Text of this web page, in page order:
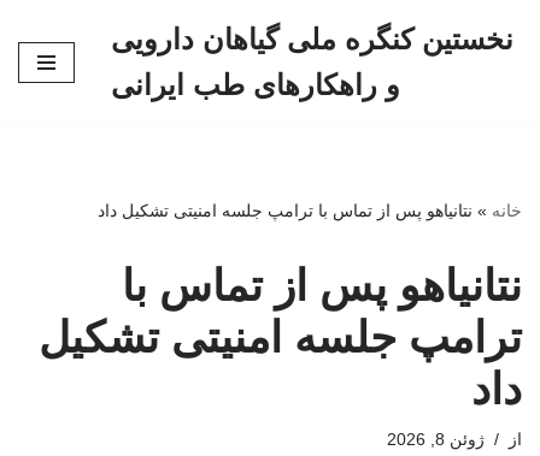
نخستین کنگره ملی گیاهان دارویی
و راهکارهای طب ایرانی
خانه » نتانیاهو پس از تماس با ترامپ جلسه امنیتی تشکیل داد
نتانیاهو پس از تماس با
ترامپ جلسه امنیتی تشکیل
داد
از ژوئن 8, 2026